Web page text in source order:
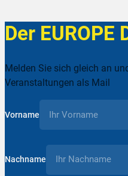
Der EUROPE
Melden Sie sich gleich an
Veranstaltungen als Mail
Vorname
Nachname